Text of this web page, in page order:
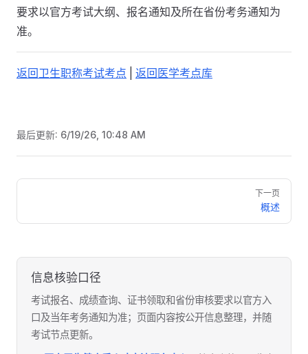
要求以官方考试大纲、报名通知及所在省份考务通知为
准。
返回卫生职称考试考点 返回医学考点库
最后更新: 6/19/26, 10:48 AM
Pager
下一页
概述
信息核验口径
考试报名、成绩查询、证书领取和省份审核要求以官方入
口及当年考务通知为准；页面内容按公开信息整理，并随
考试节点更新。